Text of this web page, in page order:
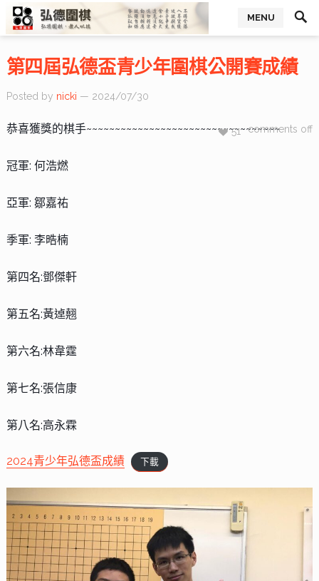
MENU
第四屆弘德盃青少年圍棋公開賽成績
Posted by nicki — 2024/07/30
comments off
51
恭喜獲獎的棋手~~~~~~~~~~~~~~~~~~~~~~~~~~~~~~~~~~
冠軍: 何浩燃
亞軍: 鄒嘉祐
季軍: 李晧楠
第四名:鄧傑軒
第五名:黃逴翹
第六名:林韋霆
第七名:張信康
第八名:高永霖
2024青少年弘德盃成績 下載